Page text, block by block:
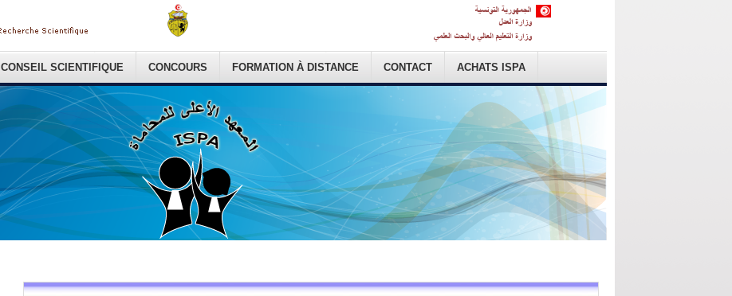
CONSEIL SCIENTIFIQUE CONCOURS FORMATION À DISTANCE CONTACT ACHATS ISPA